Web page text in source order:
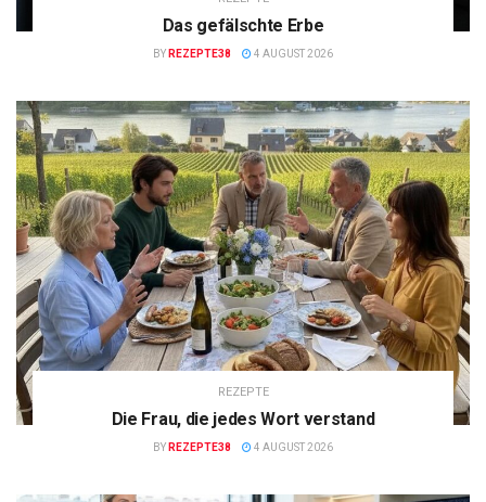
Das gefälschte Erbe
BY REZEPTE38 4 AUGUST 2026
REZEPTE
Die Frau, die jedes Wort verstand
BY REZEPTE38 4 AUGUST 2026